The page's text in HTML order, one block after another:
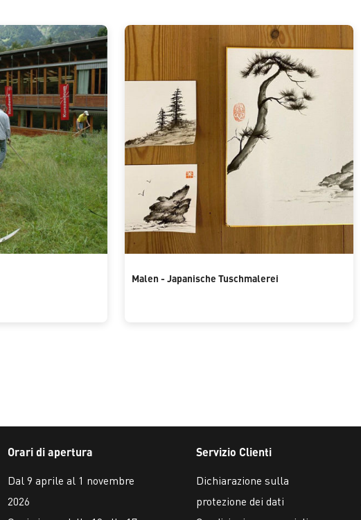
Malen - Japanische Tuschmalerei
Orari di apertura
Dal 9 aprile al 1 novembre
2026
Servizio Clienti
Dichiarazione sulla
protezione dei dati